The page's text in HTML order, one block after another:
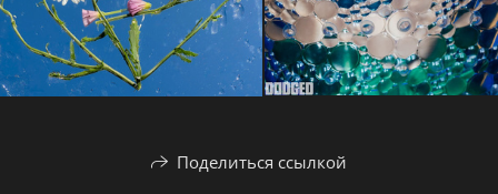
Поделиться ссылкой